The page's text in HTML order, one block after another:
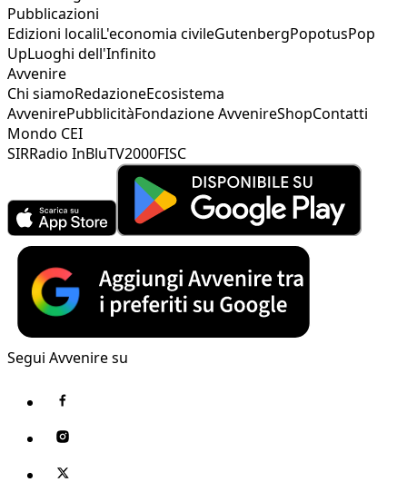
Pubblicazioni
Edizioni localiL'economia civileGutenbergPopotusPop
UpLuoghi dell'Infinito
Avvenire
Chi siamoRedazioneEcosistema
AvvenirePubblicitàFondazione AvvenireShopContatti
Mondo CEI
SIRRadio InBluTV2000FISC
Segui Avvenire su